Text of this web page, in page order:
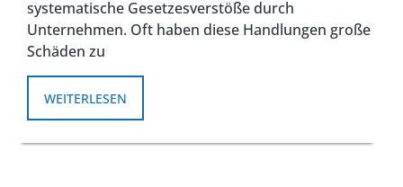
systematische Gesetzesverstöße durch
Unternehmen. Oft haben diese Handlungen große
Schäden zu
WEITERLESEN